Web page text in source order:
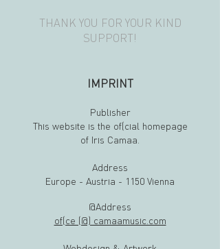
THANK YOU FOR YOUR KIND
SUPPORT!
IMPRINT
Publisher
This website is the official homepage
of Iris Camaa.
Address
Europe - Austria - 1150 Vienna
@Address
office (@) camaamusic.com